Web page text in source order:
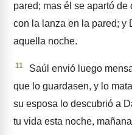
pared; mas él se apartó
con la lanza en la pared; y
aquella noche.
11
Saúl envió luego
que lo guardasen, y lo
su esposa lo descu­brió a
tu vida esta noche,